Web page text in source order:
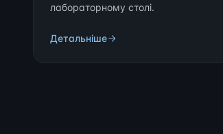
лабораторному столі.
Детальніше